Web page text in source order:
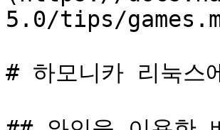
5.0/tips/
# 하모니카 리눅스